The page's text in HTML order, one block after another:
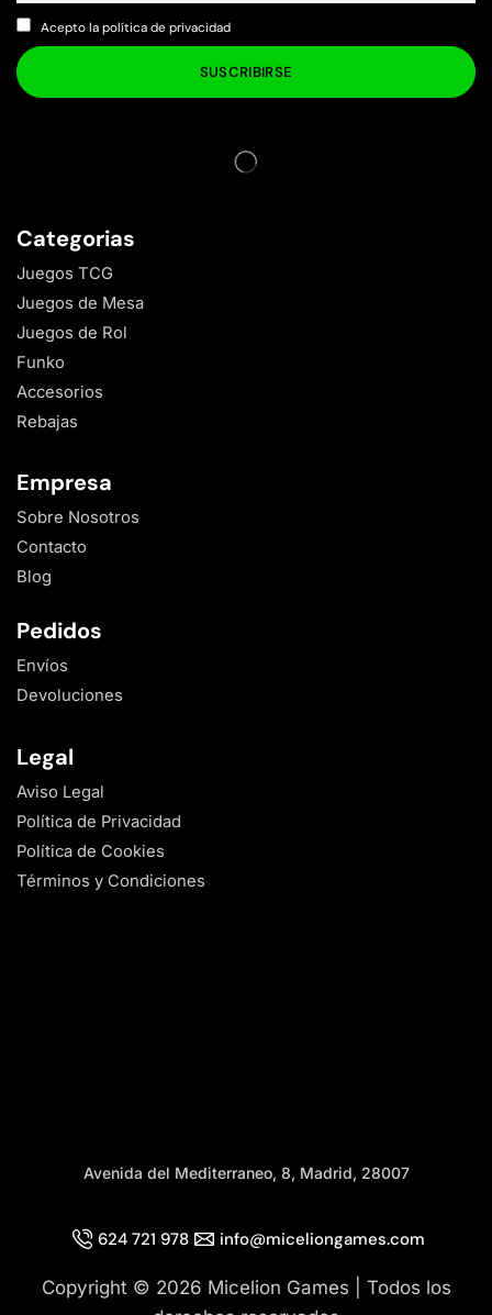
Acepto la política de privacidad
Categorias
Juegos TCG
Juegos de Mesa
Juegos de Rol
Funko
Accesorios
Rebajas
Empresa
Sobre Nosotros
Contacto
Blog
Pedidos
Envíos
Devoluciones
Legal
Aviso Legal
Política de Privacidad
Política de Cookies
Términos y Condiciones
Avenida del Mediterraneo, 8, Madrid, 28007
Copyright © 2026 Micelion Games | Todos los
624 721 978 info@miceliongames.com